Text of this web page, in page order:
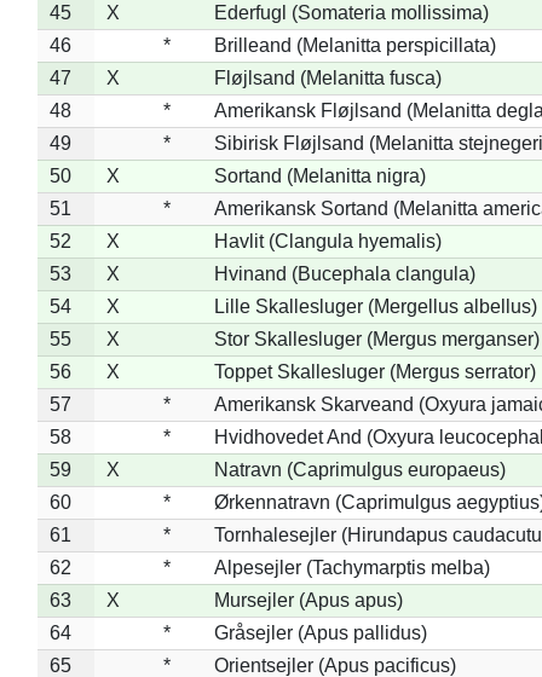
45
X
Ederfugl (Somateria mollissima)
46
*
Brilleand (Melanitta perspicillata)
47
X
Fløjlsand (Melanitta fusca)
48
*
Amerikansk Fløjlsand (Melanitta
49
*
Sibirisk Fløjlsand (Melanitta
50
X
Sortand (Melanitta nigra)
51
*
Amerikansk Sortand (Melanitta
52
X
Havlit (Clangula hyemalis)
53
X
Hvinand (Bucephala clangula)
54
X
Lille Skallesluger (Mergellus albellus)
55
X
Stor Skallesluger (Mergus merganser)
56
X
Toppet Skallesluger (Mergus serrator)
57
*
Amerikansk Skarveand (Oxyura
58
*
Hvidhovedet And (Oxyura
59
X
Natravn (Caprimulgus europaeus)
60
*
Ørkennatravn (Caprimulgus
61
*
Tornhalesejler (Hirundapus
62
*
Alpesejler (Tachymarptis melba)
63
X
Mursejler (Apus apus)
64
*
Gråsejler (Apus pallidus)
65
*
Orientsejler (Apus pacificus)